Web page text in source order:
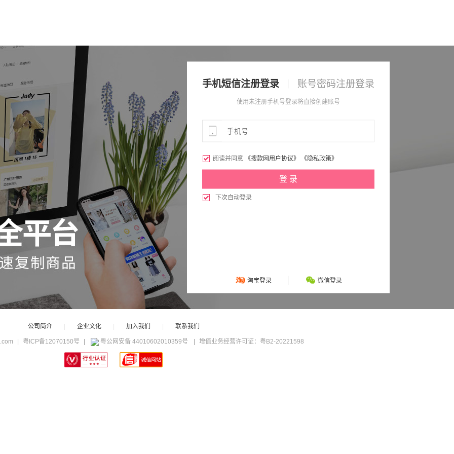
手机短信注册登录 账号密码注册登录
使用未注册手机号登录将直接创建账号
 阅读并同意 《搜款网用户协议》 《隐私政策》
 下次自动登录
淘宝登录 微信登录
公司简介 企业文化 加入我们 联系我们
粤ICP备12070150号 粤公网安备 44010602010359号 增值业务经营许可证：粤B2-20221598